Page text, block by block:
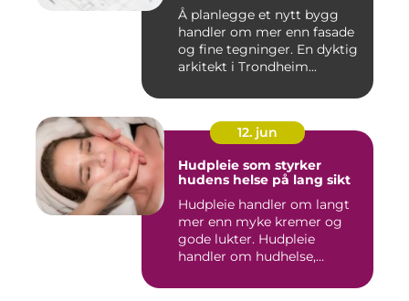
Å planlegge et nytt bygg
handler om mer enn fasade
og fine tegninger. En dyktig
arkitekt i Trondheim...
12. jun
Hudpleie som styrker
hudens helse på lang sikt
Hudpleie handler om langt
mer enn myke kremer og
gode lukter. Hudpleie
handler om hudhelse,